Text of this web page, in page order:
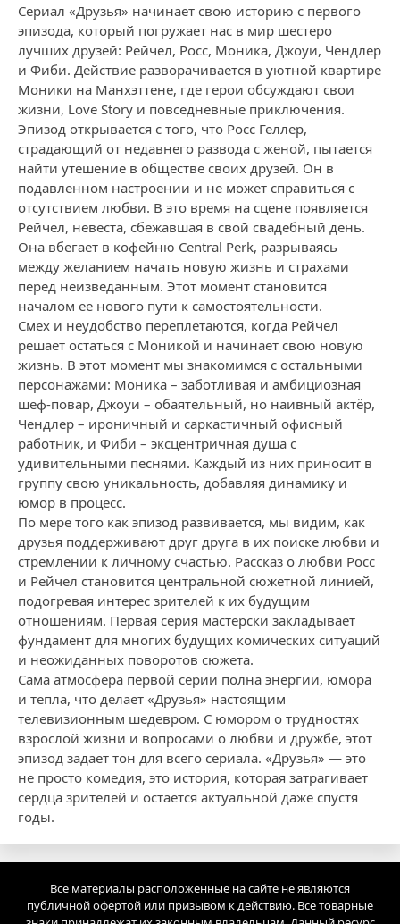
Сериал «Друзья» начинает свою историю с первого
эпизода, который погружает нас в мир шестеро
лучших друзей: Рейчел, Росс, Моника, Джоуи, Чендлер
и Фиби. Действие разворачивается в уютной квартире
Моники на Манхэттене, где герои обсуждают свои
жизни, Love Story и повседневные приключения.
Эпизод открывается с того, что Росс Геллер,
страдающий от недавнего развода с женой, пытается
найти утешение в обществе своих друзей. Он в
подавленном настроении и не может справиться с
отсутствием любви. В это время на сцене появляется
Рейчел, невеста, сбежавшая в свой свадебный день.
Она вбегает в кофейню Central Perk, разрываясь
между желанием начать новую жизнь и страхами
перед неизведанным. Этот момент становится
началом ее нового пути к самостоятельности.
Смех и неудобство переплетаются, когда Рейчел
решает остаться с Моникой и начинает свою новую
жизнь. В этот момент мы знакомимся с остальными
персонажами: Моника – заботливая и амбициозная
шеф-повар, Джоуи – обаятельный, но наивный актёр,
Чендлер – ироничный и саркастичный офисный
работник, и Фиби – эксцентричная душа с
удивительными песнями. Каждый из них приносит в
группу свою уникальность, добавляя динамику и
юмор в процесс.
По мере того как эпизод развивается, мы видим, как
друзья поддерживают друг друга в их поиске любви и
стремлении к личному счастью. Рассказ о любви Росс
и Рейчел становится центральной сюжетной линией,
подогревая интерес зрителей к их будущим
отношениям. Первая серия мастерски закладывает
фундамент для многих будущих комических ситуаций
и неожиданных поворотов сюжета.
Сама атмосфера первой серии полна энергии, юмора
и тепла, что делает «Друзья» настоящим
телевизионным шедевром. С юмором о трудностях
взрослой жизни и вопросами о любви и дружбе, этот
эпизод задает тон для всего сериала. «Друзья» — это
не просто комедия, это история, которая затрагивает
сердца зрителей и остается актуальной даже спустя
годы.
Все материалы расположенные на сайте не являются
публичной офертой или призывом к действию. Все товарные